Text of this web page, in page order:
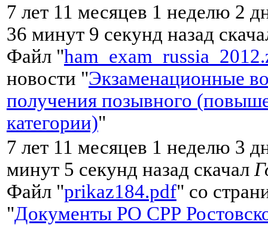
7 лет 11 месяцев 1 неделю 2
36 минут 9 секунд назад
Файл "
новости "Экзаменационные
получения позывного
категории)"
7 лет 11 месяцев 1 неделю 3
минут 5 секунд назад скачал
Файл "prikaz184.pdf" со
"Документы РО СРР